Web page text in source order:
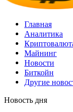
Главная
Аналитика
Майнинг
Новости
Биткойн
Другие
Новость дня